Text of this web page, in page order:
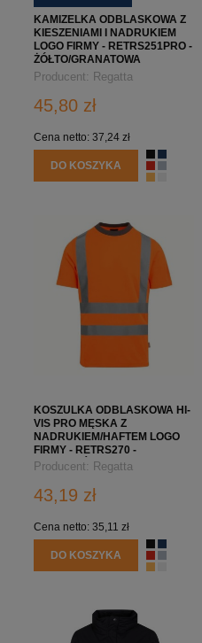
KAMIZELKA ODBLASKOWA Z
KIESZENIAMI I NADRUKIEM
LOGO FIRMY - RETRS251PRO -
ŻÓŁTO/GRANATOWA
Producent: Regatta
45,80 zł
Cena netto: 37,24 zł
DO KOSZYKA
KOSZULKA ODBLASKOWA HI-
VIS PRO MĘSKA Z
NADRUKIEM/HAFTEM LOGO
FIRMY - RETRS270 -
POMARAŃCZOWA
Producent: Regatta
43,19 zł
Cena netto: 35,11 zł
DO KOSZYKA